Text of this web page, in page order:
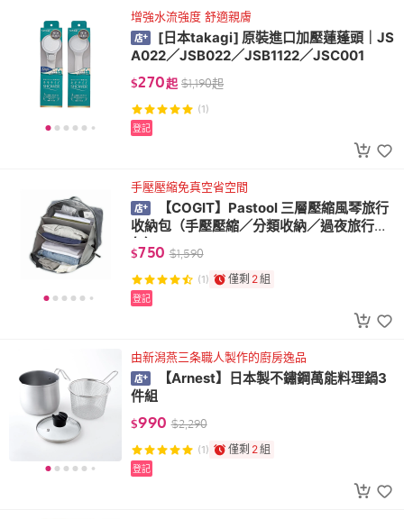
增強水流強度 舒適親膚
[日本takagi] 原裝進口加壓蓮蓬頭｜JS
A022／JSB022／JSB1122／JSC001
$270起 $1,190起
(1)
登記
手壓壓縮免真空省空間
【COGIT】Pastool 三層壓縮風琴旅行
收納包（手壓壓縮／分類收納／過夜旅行
包）
$750 $1,590
(1) 僅剩 2組
登記
由新潟燕三条職人製作的廚房逸品
【Arnest】日本製不鏽鋼萬能料理鍋3
件組
$990 $2,290
(1) 僅剩 2組
登記